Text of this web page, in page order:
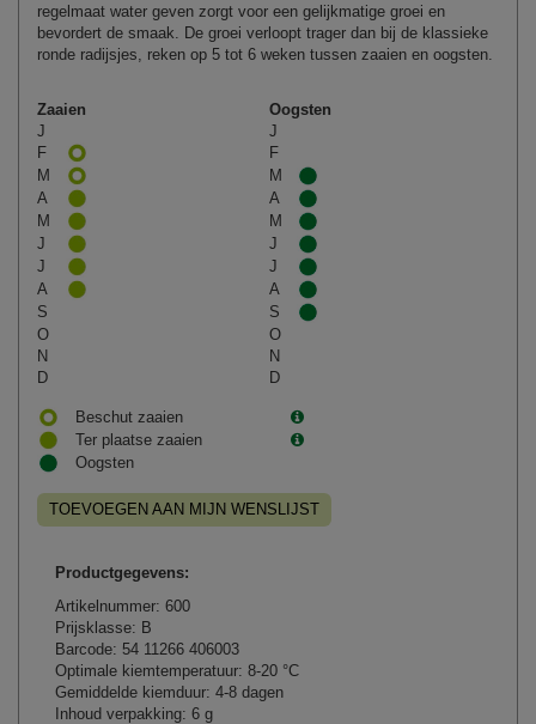
regelmaat water geven zorgt voor een gelijkmatige groei en
bevordert de smaak. De groei verloopt trager dan bij de klassieke
ronde radijsjes, reken op 5 tot 6 weken tussen zaaien en oogsten.
Zaaien
Oogsten
J
J
F
F
M
M
A
A
M
M
J
J
J
J
A
A
S
S
O
O
N
N
D
D
Beschut zaaien
Ter plaatse zaaien
Oogsten
TOEVOEGEN AAN MIJN WENSLIJST
Productgegevens:
Artikelnummer: 600
Prijsklasse: B
Barcode: 54 11266 406003
Optimale kiemtemperatuur: 8-20 °C
Gemiddelde kiemduur: 4-8 dagen
Inhoud verpakking: 6 g